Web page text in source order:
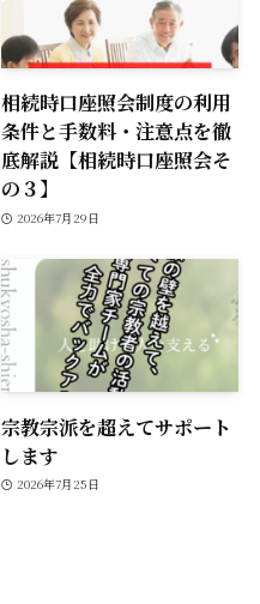
相続時口座照会制度の利用
条件と手数料・注意点を徹
底解説【相続時口座照会そ
の３】
2026年7月29日
宗教宗派を超えてサポート
します
2026年7月25日